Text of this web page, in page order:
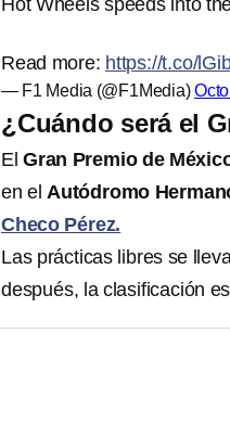
Hot Wheels speeds into
Read more: https://t.co/
— F1 Media (@F1Media)
¿Cuándo será el
El Gran Premio de
en el Autódromo
Checo Pérez.
Las prácticas libres se
después, la clasificación